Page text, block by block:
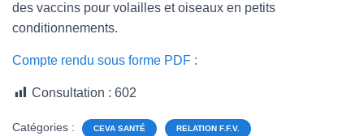
des vaccins pour volailles et oiseaux en petits
conditionnements.
Compte rendu sous forme PDF :
Consultation : 602
Catégories : CEVA SANTÉ RELATION F.F.V.